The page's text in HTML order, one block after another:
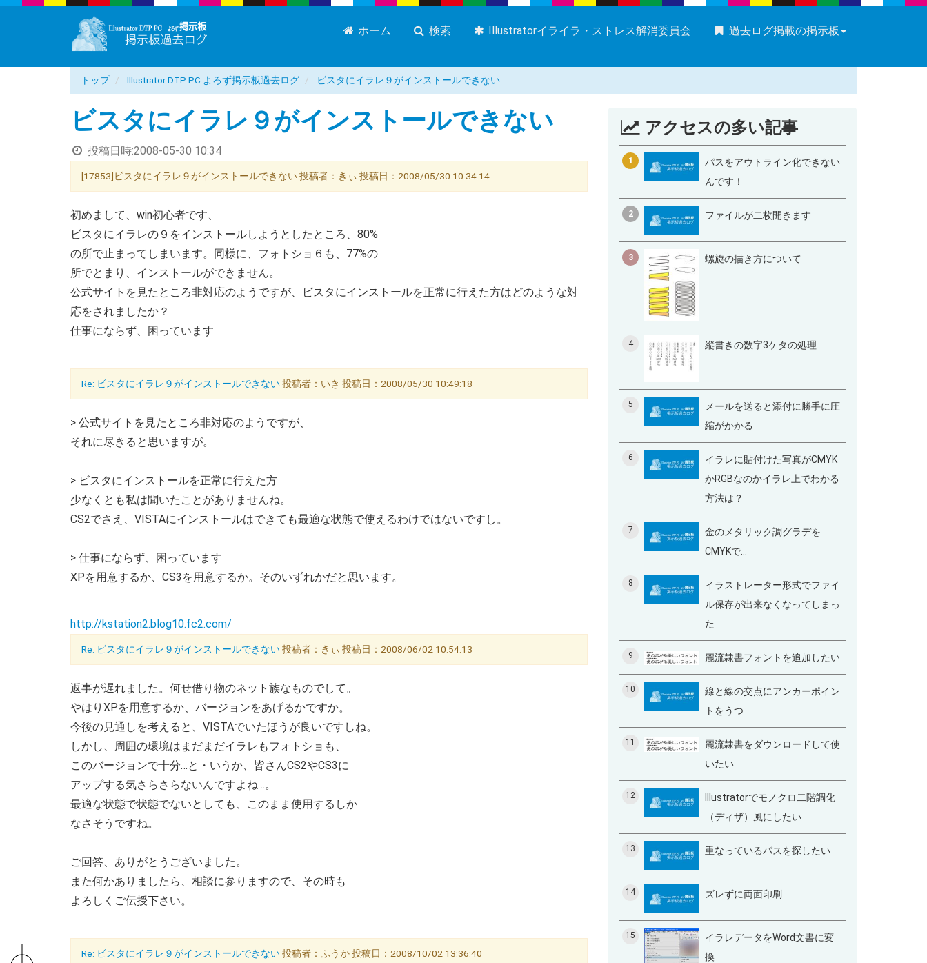
ホーム 検索 Illustratorイライラ・ストレス解消委員会 過去ログ掲載の掲示板
トップ Illustrator DTP PC よろず掲示板過去ログ ビスタにイラレ９がインストールできない
ビスタにイラレ９がインストールできない
投稿日時:2008-05-30 10:34
[17853]ビスタにイラレ９がインストールできない 投稿者：きぃ 投稿日：2008/05/30 10:34:14
初めまして、win初心者です、
ビスタにイラレの９をインストールしようとしたところ、80%
の所で止まってしまいます。同様に、フォトショ６も、77%の
所でとまり、インストールができません。
公式サイトを見たところ非対応のようですが、ビスタにインストールを正常に行えた方はどのような対
応をされましたか？
仕事にならず、困っています
Re: ビスタにイラレ９がインストールできない投稿者：いき 投稿日：2008/05/30 10:49:18
> 公式サイトを見たところ非対応のようですが、
それに尽きると思いますが。
> ビスタにインストールを正常に行えた方
少なくとも私は聞いたことがありませんね。
CS2でさえ、VISTAにインストールはできても最適な状態で使えるわけではないですし。
> 仕事にならず、困っています
XPを用意するか、CS3を用意するか。そのいずれかだと思います。
http://kstation2.blog10.fc2.com/
Re: ビスタにイラレ９がインストールできない投稿者：きぃ 投稿日：2008/06/02 10:54:13
返事が遅れました。何せ借り物のネット族なものでして。
やはりXPを用意するか、バージョンをあげるかですか。
今後の見通しを考えると、VISTAでいたほうが良いですしね。
しかし、周囲の環境はまだまだイラレもフォトショも、
このバージョンで十分…と・いうか、皆さんCS2やCS3に
アップする気さらさらないんですよね…。
最適な状態で状態でないとしても、このまま使用するしか
なさそうですね。
ご回答、ありがとうございました。
また何かありましたら、相談に参りますので、その時も
よろしくご伝授下さい。
Re: ビスタにイラレ９がインストールできない投稿者：ふうか 投稿日：2008/10/02 13:36:40
アクセスの多い記事
1
パスをアウトライン化できない
んです！
2 ファイルが二枚開きます
3 螺旋の描き方について
4 縦書きの数字3ケタの処理
5
メールを送ると添付に勝手に圧
縮がかかる
6
イラレに貼付けた写真がCMYK
かRGBなのかイラレ上でわかる
方法は？
7
金のメタリック調グラデを
CMYKで...
8
イラストレーター形式でファイ
ル保存が出来なくなってしまっ
た
9 麗流隷書フォントを追加したい
10
線と線の交点にアンカーポイン
トをうつ
11
麗流隷書をダウンロードして使
いたい
12
Illustratorでモノクロ二階調化
（ディザ）風にしたい
13 重なっているパスを探したい
14 ズレずに両面印刷
15
イラレデータをWord文書に変
換